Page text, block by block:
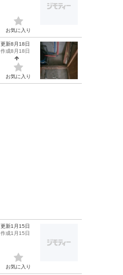
お気に入り
更新8月18日
作成8月18日
お気に入り
更新1月15日
作成1月15日
お気に入り